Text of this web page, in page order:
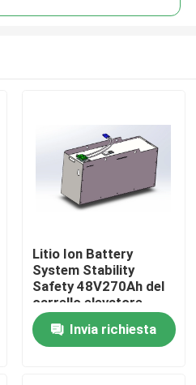
Litio Ion Battery
System Stability
Safety 48V270Ah del
carrello elevatore
Invia richiesta